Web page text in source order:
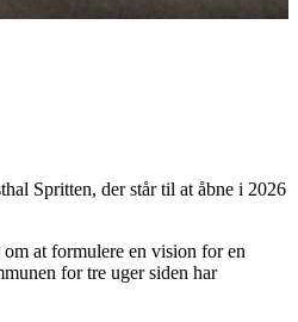
Spritten, der står til at åbne i 2026
at formulere en vision for en
for tre uger siden har